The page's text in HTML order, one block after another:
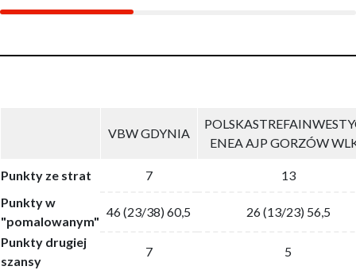
VBW GDYNIA
ENEA AJP GORZÓW
Punkty ze strat 7
13
Punkty w
"pomalowanym"
46 (23/38) 60,5
26 (13/23) 56,5
Punkty drugiej
szansy
7
5